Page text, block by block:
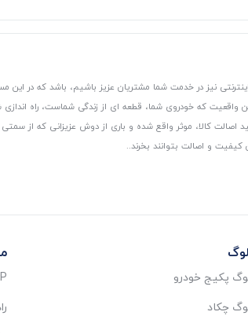
نیز در خدمت شما مشتریان عزیز باشیم، باشد که در این
واقعیت که خودروی شما، قطعه ای از زندگی شماست، راه
اصالت کالا، موثر واقع شده و باری از دوش عزیزانی که از
و اصالت بتوانند بخرند..
پکیج خودرو
چکاد